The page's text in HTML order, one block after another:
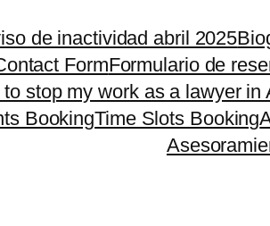
de inactividad abril 2025
FormFormulario de
stop my work as a lawyer in
BookingTime Slots Booking